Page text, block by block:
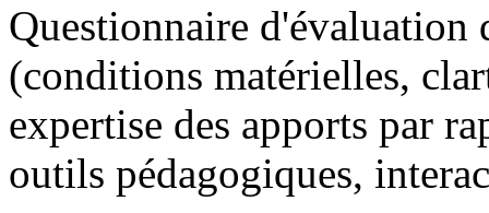
Questionnaire d'évaluation
(conditions matérielles,
expertise des apports par
outils pédagogiques,